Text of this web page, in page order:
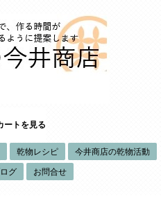
ートを見る
乾物レシピ 今井商店の乾物活動
グ お問合せ